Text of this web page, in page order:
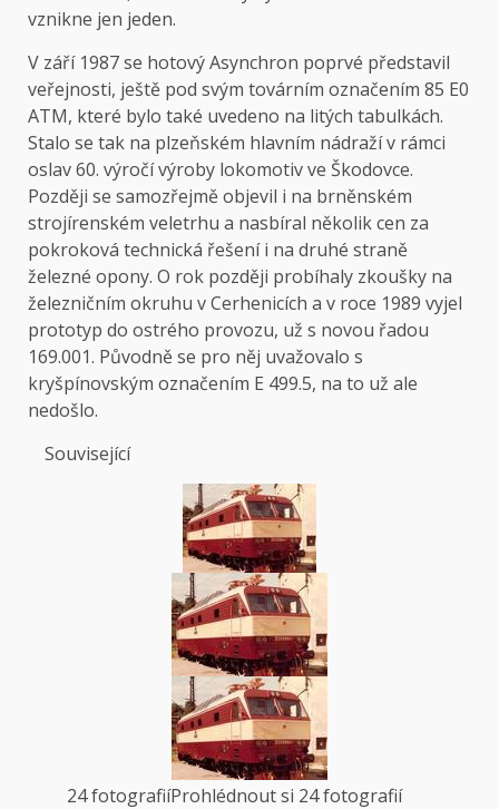
vznikne jen jeden.
V září 1987 se hotový Asynchron poprvé představil
veřejnosti, ještě pod svým továrním označením 85 E0
ATM, které bylo také uvedeno na litých tabulkách.
Stalo se tak na plzeňském hlavním nádraží v rámci
oslav 60. výročí výroby lokomotiv ve Škodovce.
Později se samozřejmě objevil i na brněnském
strojírenském veletrhu a nasbíral několik cen za
pokroková technická řešení i na druhé straně
železné opony. O rok později probíhaly zkoušky na
železničním okruhu v Cerhenicích a v roce 1989 vyjel
prototyp do ostrého provozu, už s novou řadou
169.001. Původně se pro něj uvažovalo s
kryšpínovským označením E 499.5, na to už ale
nedošlo.
Související
24 fotografiíProhlédnout si 24 fotografií